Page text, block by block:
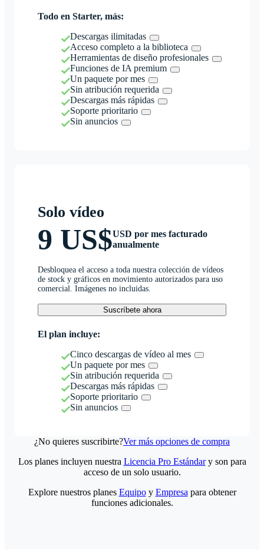
Todo en Starter, más:
Descargas ilimitadas
Acceso completo a la biblioteca
Herramientas de diseño profesionales
Funciones de IA premium
Un paquete por mes
Sin atribución requerida
Descargas más rápidas
Soporte prioritario
Sin anuncios
Solo vídeo
9 US$USD por mes facturado
anualmente
Desbloquea el acceso a toda nuestra colección de vídeos
de stock y gráficos en movimiento autorizados para uso
comercial. Imágenes no incluidas.
Suscríbete ahora
El plan incluye:
Cinco descargas de vídeo al mes
Un paquete por mes
Sin atribución requerida
Descargas más rápidas
Soporte prioritario
Sin anuncios
¿No quieres suscribirte?Ver más opciones de compra
Los planes incluyen nuestra Licencia Pro Estándary son para
acceso de un solo usuario.
Explore nuestros planes Equipoy Empresa para obtener
funciones adicionales.